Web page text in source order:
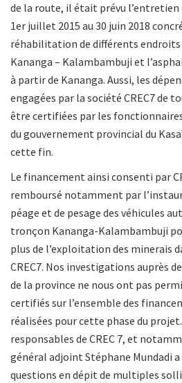
de la route, il était prévu l’entretien
1er juillet 2015 au 30 juin 2018
réhabilitation de différents
Kananga – Kalambambuji et
à partir de Kananga. Aussi, les
engagées par la société CREC7 de
être certifiées par les
du gouvernement provincial du
cette fin.
Le financement ainsi consenti par
remboursé notamment par
péage et de pesage des véhicules
tronçon Kananga-Kalambambuji
plus de l’exploitation des minerais
CREC7. Nos investigations auprès
de la province ne nous ont pas
certifiés sur l’ensemble des
réalisées pour cette phase du
responsables de CREC 7, et
général adjoint Stéphane Mundadi
questions en dépit de multiples